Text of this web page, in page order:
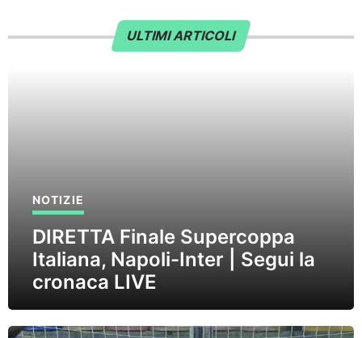
ULTIMI ARTICOLI
NOTIZIE
DIRETTA Finale Supercoppa
Italiana, Napoli-Inter | Segui la
cronaca LIVE